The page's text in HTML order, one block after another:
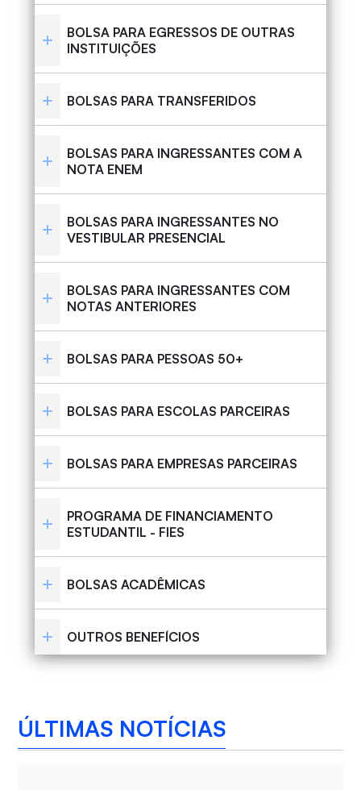
BOLSA PARA EGRESSOS DE OUTRAS
INSTITUIÇÕES
BOLSAS PARA TRANSFERIDOS
BOLSAS PARA INGRESSANTES COM A
NOTA ENEM
BOLSAS PARA INGRESSANTES NO
VESTIBULAR PRESENCIAL
BOLSAS PARA INGRESSANTES COM
NOTAS ANTERIORES
BOLSAS PARA PESSOAS 50+
BOLSAS PARA ESCOLAS PARCEIRAS
BOLSAS PARA EMPRESAS PARCEIRAS
PROGRAMA DE FINANCIAMENTO
ESTUDANTIL - FIES
BOLSAS ACADÊMICAS
OUTROS BENEFÍCIOS
ÚLTIMAS NOTÍCIAS